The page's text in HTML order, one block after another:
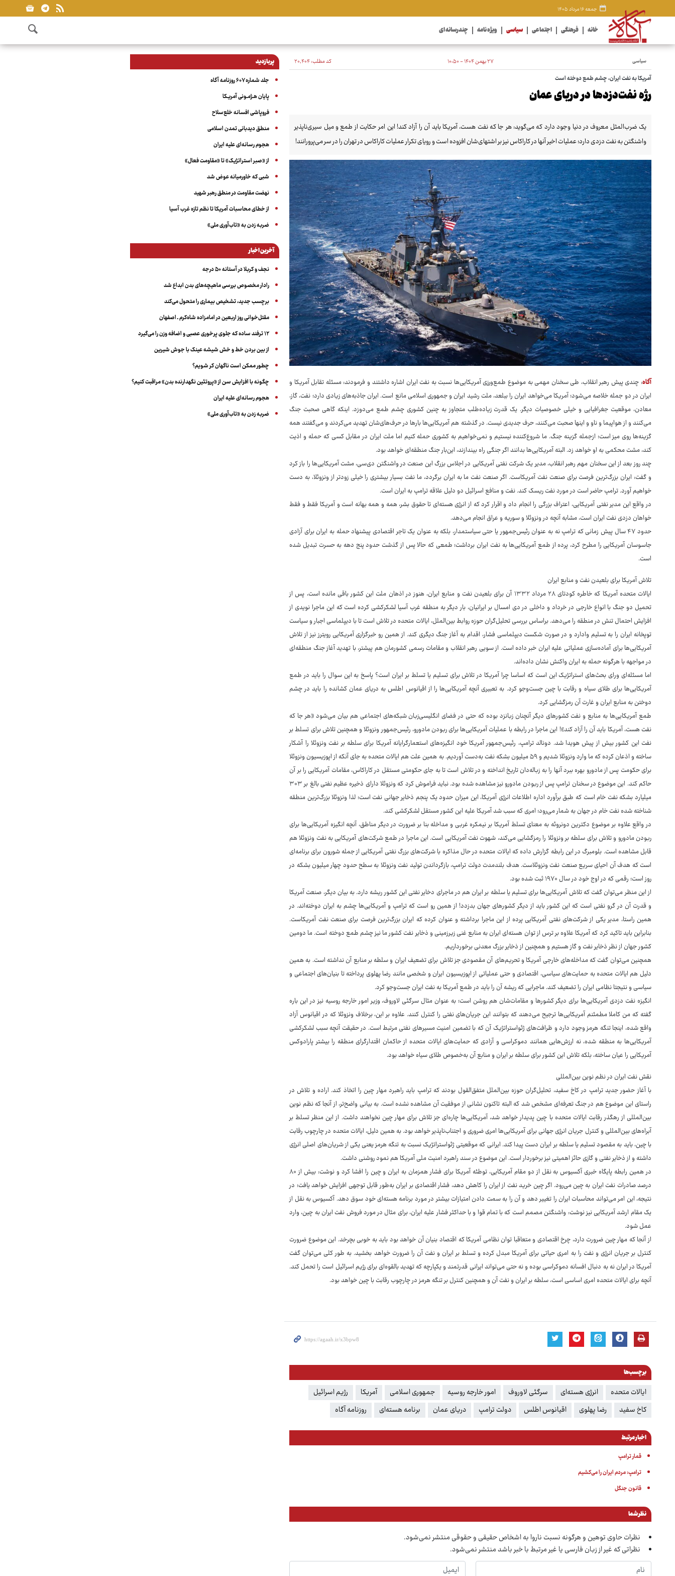
جمعه ۱۶ مرداد ۱۴۰۵
خانه فرهنگی اجتماعی سیاسی ویژه نامه چندرسانه ای
سیاسی ۲۷ بهمن ۱۴۰۴ - ۱۰:۵۰ کد مطلب:۲۰٬۴۰۴
آمریکا به نفت ایران، چشم طمع دوخته است
رژه نفت‌دزدها در دریای عمان
یک ضرب‌المثل معروف در دنیا وجود دارد که می‌گوید: هر جا که نفت هست، آمریکا باید آن را آزاد کند! این امر حکایت از طمع و میل سیری‌ناپذیر
واشنگتن به نفت دزدی دارد؛ عملیات اخیر آنها در کاراکاس نیز بر اشتهای‌شان افزوده است و رویای تکرار عملیات کاراکاس در تهران را در سر می‌پرورانند!
آگاه: چندی پیش رهبر انقلاب، طی سخنان مهمی به موضوع طمع‌ورزی آمریکایی‌ها نسبت به نفت ایران اشاره داشتند و فرمودند: مسئله تقابل آمریکا و
ایران در دو جمله خلاصه می‌شود؛ آمریکا می‌خواهد ایران را ببلعد، ملت رشید ایران و جمهوری اسلامی مانع است. ایران جاذبه‌های زیادی دارد؛ نفت، گاز،
معادن، موقعیت جغرافیایی و خیلی خصوصیات دیگر. یک قدرت زیاده‌طلب متجاوز به چنین کشوری چشم طمع می‌دوزد. اینکه گاهی صحبت جنگ
می‌کنند و از هواپیما و ناو و اینها صحبت می‌کنند، حرف جدیدی نیست. در گذشته هم آمریکایی‌ها بارها در حرف‌های‌شان تهدید می‌کردند و می‌گفتند همه
گزینه‌ها روی میز است؛ ازجمله گزینه جنگ. ما شروع‌کننده نیستیم و نمی‌خواهیم به کشوری حمله کنیم اما ملت ایران در مقابل کسی که حمله و اذیت
کند، مشت محکمی به او خواهد زد. البته آمریکایی‌ها بدانند اگر جنگی راه بیندازند، این‌بار جنگ منطقه‌ای خواهد بود.
چند روز بعد از این سخنان مهم رهبر انقلاب، مدیر یک شرکت نفتی آمریکایی در اجلاس بزرگ این صنعت در واشنگتن دی‌سی، مشت آمریکایی‌ها را باز کرد
و گفت: ایران بزرگ‌ترین فرصت برای صنعت نفت آمریکاست. اگر صنعت نفت ما به ایران برگردد، ما نفت بسیار بیشتری را خیلی زودتر از ونزوئلا، به دست
خواهیم آورد. ترامپ حاضر است در مورد نفت ریسک کند. نفت و منافع اسرائیل دو دلیل علاقه ترامپ به ایران است.
در واقع این مدیر نفتی آمریکایی، اعتراف بزرگی را انجام داد و اقرار کرد که از انرژی هسته‌ای تا حقوق بشر، همه و همه بهانه است و آمریکا فقط و فقط
خواهان دزدی نفت ایران است، مشابه آنچه در ونزوئلا و سوریه و عراق انجام می‌دهد.
حدود ۴۷ سال پیش زمانی که ترامپ نه به عنوان رئیس‌جمهور یا حتی سیاستمدار، بلکه به عنوان یک تاجر اقتصادی پیشنهاد حمله به ایران برای آزادی
جاسوسان آمریکایی را مطرح کرد، پرده از طمع آمریکایی‌ها به نفت ایران برداشت؛ طمعی که حالا پس از گذشت حدود پنج دهه به حسرت تبدیل شده
است.
تلاش آمریکا برای بلعیدن نفت و منابع ایران
ایالات متحده آمریکا که خاطره کودتای ۲۸ مرداد ۱۳۳۲ آن برای بلعیدن نفت و منابع ایران، هنوز در اذهان ملت این کشور باقی مانده است، پس از
تحمیل دو جنگ با انواع خارجی در خرداد و داخلی در دی‌ امسال بر ایرانیان، بار دیگر به منطقه غرب آسیا لشکرکشی کرده است که این ماجرا نویدی از
افزایش احتمال تنش در منطقه را می‌دهد. براساس بررسی تحلیل‌گران حوزه روابط بین‌الملل، ایالات متحده در تلاش است تا با دیپلماسی اجبار و سیاست
توپخانه ایران را به تسلیم وادارد و در صورت شکست دیپلماسی فشار، اقدام به آغاز جنگ دیگری کند. از همین رو خبرگزاری آمریکایی رویترز نیز از تلاش
آمریکایی‌ها برای آماده‌سازی عملیاتی علیه ایران خبر داده است. از سویی رهبر انقلاب و مقامات رسمی کشورمان هم پیشتر، با تهدید آغاز جنگ منطقه‌ای
در مواجهه با هرگونه حمله به ایران واکنش نشان داده‌اند.
اما مسئله‌ای ورای بحث‌های استراتژیک این است که اساسا چرا آمریکا در تلاش برای تسلیم یا تسلط بر ایران است؟ پاسخ به این سوال را باید در طمع
آمریکایی‌ها برای طلای سیاه و رقابت با چین جست‌وجو کرد. به تعبیری آنچه آمریکایی‌ها را از اقیانوس اطلس به دریای عمان کشانده را باید در چشم
دوختن به منابع ایران و غارت آن رمزگشایی کرد.
طمع آمریکایی‌ها به منابع و نفت کشورهای دیگر آنچنان زبانزد بوده که حتی در فضای انگلیسی‌زبان شبکه‌های اجتماعی هم بیان می‌شود «هر جا که
نفت هست، آمریکا باید آن را آزاد کند»! این ماجرا در رابطه با عملیات آمریکایی‌ها برای ربودن مادورو، رئیس‌جمهور ونزوئلا و همچنین تلاش برای تسلط بر
نفت این کشور بیش از پیش هویدا شد. دونالد ترامپ، رئیس‌جمهور آمریکا خود انگیزه‌های استعمارگرایانه آمریکا برای سلطه بر نفت ونزوئلا را آشکار
ساخته و اذعان کرده که ما وارد ونزوئلا شدیم و ۵۹ میلیون بشکه نفت به‌دست آوردیم. به همین علت هم ایالات متحده به جای آنکه از اپوزیسیون ونزوئلا
برای حکومت پس از مادورو بهره ببرد آنها را به زباله‌دان تاریخ انداخته و در تلاش است تا به جای حکومتی مستقل در کاراکاس، مقامات آمریکایی را بر آن
حاکم کند. این موضوع در سخنان ترامپ پس از ربودن مادورو نیز مشاهده شده بود. نباید فراموش کرد که ونزوئلا دارای ذخیره عظیم نفتی بالغ بر ۳۰۳
میلیارد بشکه نفت خام است که طبق برآورد اداره اطلاعات انرژی آمریکا، این میزان حدود یک پنجم ذخایر جهانی نفت است؛ لذا ونزوئلا بزرگ‌ترین منطقه
شناخته شده نفت خام در جهان به شمار می‌رود؛ امری که سبب شد آمریکا علیه این کشور مستقل لشکرکشی کند.
در واقع علاوه بر موضوع دکترین دونروئه به معنای تسلط آمریکا بر نیمکره غربی و مداخله بنا بر ضرورت در دیگر مناطق، آنچه انگیزه آمریکایی‌ها برای
ربودن مادورو و تلاش برای سلطه بر ونزوئلا را رمزگشایی می‌کند، شهوت نفت آمریکایی است. این ماجرا در طمع شرکت‌های آمریکایی به نفت ونزوئلا هم
قابل مشاهده است. بلومبرگ در این رابطه گزارش داده که ایالات متحده در حال مذاکره با شرکت‌های بزرگ نفتی آمریکایی از جمله شورون برای برنامه‌ای
است که هدف آن احیای سریع صنعت نفت ونزوئلاست. هدف بلندمدت دولت ترامپ، بازگرداندن تولید نفت ونزوئلا به سطح حدود چهار میلیون بشکه در
روز است؛ رقمی که در اوج خود در سال ۱۹۷۰ ثبت شده بود.
از این منظر می‌توان گفت که تلاش آمریکایی‌ها برای تسلیم یا سلطه بر ایران هم در ماجرای دخایر نفتی این کشور ریشه دارد. به بیان دیگر، صنعت آمریکا
و قدرت آن در گرو نفتی است که این کشور باید از دیگر کشورهای جهان بدزدد! از همین رو است که ترامپ و آمریکایی‌ها چشم به ایران دوخته‌اند. در
همین راستا، مدیر یکی از شرکت‌های نفتی آمریکایی پرده از این ماجرا برداشته و عنوان کرده که ایران بزرگ‌ترین فرصت برای صنعت نفت آمریکاست.
بنابراین باید تاکید کرد که آمریکا علاوه بر ترس از توان هسته‌ای ایران به منابع غنی زیرزمینی و ذخایر نفت کشور ما نیز چشم طمع دوخته است. ما دومین
کشور جهان از نظر ذخایر نفت و گاز هستیم و همچنین از ذخایر بزرگ معدنی برخورداریم.
همچنین می‌توان گفت که مداخله‌های خارجی آمریکا و تحریم‌های آن مقصودی جز تلاش برای تضعیف ایران و سلطه بر منابع آن نداشته است. به همین
دلیل هم ایالات متحده به حمایت‌های سیاسی، اقتصادی و حتی عملیاتی از اپوزیسیون ایران و شخصی مانند رضا پهلوی پرداخته تا بنیان‌های اجتماعی و
سیاسی و نتیجتا نظامی ایران را تضعیف کند. ماجرایی که ریشه آن را باید در طمع آمریکا به نفت ایران جست‌وجو کرد.
انگیزه نفت دزدی آمریکایی‌ها برای دیگر کشورها و مقامات‌شان هم روشن است؛ به عنوان مثال سرگئی لاوروف، وزیر امور خارجه روسیه نیز در این باره
گفته که من کاملا مطمئنم آمریکایی‌ها ترجیح می‌دهند که بتوانند این جریان‌های نفتی را کنترل کنند. علاوه بر این، برخلاف ونزوئلا که در اقیانوس آزاد
واقع شده، اینجا تنگه هرمز وجود دارد و ظرافت‌های ژئواستراتژیک آن که با تضمین امنیت مسیرهای نفتی مرتبط است. در حقیقت آنچه سبب لشکرکشی
آمریکایی‌ها به منطقه شده، نه ارزش‌هایی همانند دموکراسی و آزادی که حمایت‌های ایالات متحده از حاکمان اقتدارگرای منطقه را بیشتر پارادوکس
آمریکایی را عیان ساخته، بلکه تلاش این کشور برای سلطه بر ایران و منابع آن به‌خصوص طلای سیاه خواهد بود.
نقش نفت ایران در نظم نوین بین‌المللی
با آغاز حضور جدید ترامپ در کاخ سفید، تحلیل‌گران حوزه بین‌الملل متفق‌القول بودند که ترامپ باید راهبرد مهار چین را اتخاذ کند. اراده و تلاش در
راستای این موضوع هم در جنگ تعرفه‌ای مشخص شد که البته تاکنون نشانی از موفقیت آن مشاهده نشده است. به بیانی واضح‌تر، از آنجا که نظم نوین
بین‌المللی از رهگذر رقابت ایالات متحده با چین پدیدار خواهد شد، آمریکایی‌ها چاره‌ای جز تلاش برای مهار چین نخواهند داشت. از این منظر تسلط بر
آبراه‌های بین‌المللی و کنترل جریان انرژی جهانی برای آمریکایی‌ها امری ضروری و اجتناب‌ناپذیر خواهد بود. به همین دلیل، ایالات متحده در چارچوب رقابت
با چین، باید به مقصود تسلیم یا سلطه بر ایران دست پیدا کند. ایرانی که موقعیتی ژئواستراتژیک نسبت به تنگه هرمز یعنی یکی از شریان‌های اصلی انرژی
داشته و از ذخایر نفتی و گازی حائز اهمیتی نیز برخوردار است. این موضوع در سند راهبرد امنیت ملی آمریکا هم نمود روشنی داشت.
در همین رابطه پایگاه خبری آکسیوس به نقل از دو مقام آمریکایی، توطئه آمریکا برای فشار همزمان به ایران و چین را افشا کرد و نوشت: بیش از ۸۰
درصد صادرات نفت ایران به چین می‌رود. اگر چین خرید نفت از ایران را کاهش دهد، فشار اقتصادی بر ایران به‌طور قابل توجهی افزایش خواهد یافت؛ در
نتیجه، این امر می‌تواند محاسبات ایران را تغییر دهد و آن را به سمت دادن امتیازات بیشتر در مورد برنامه هسته‌ای خود سوق دهد. آکسیوس به نقل از
یک مقام ارشد آمریکایی نیز نوشت: واشنگتن مصمم است که با تمام قوا و با حداکثر فشار علیه ایران، برای مثال در مورد فروش نفت ایران به چین، وارد
عمل شود.
از آنجا که مهار چین ضرورت دارد، چرخ اقتصادی و متعاقبا توان نظامی آمریکا که اقتصاد بنیان آن خواهد بود باید به خوبی بچرخد. این موضوع ضرورت
کنترل بر جریان انرژی و نفت را به امری حیاتی برای آمریکا مبدل کرده و تسلط بر ایران و نفت آن را ضرورت خواهد بخشید. به طور کلی می‌توان گفت
آمریکا در ایران نه به دنبال افسانه دموکراسی بوده و نه حتی می‌تواند ایرانی قدرتمند و یکپارچه که تهدید بالقوه‌ای برای رژیم اسرائیل است را تحمل کند.
آنچه برای ایالات متحده امری اساسی است، سلطه بر ایران و نفت آن و همچنین کنترل بر تنگه هرمز در چارچوب رقابت با چین خواهد بود.
برچسب‌ها
ایالات متحده انرژی هسته‌ای سرگئی لاوروف امور خارجه روسیه جمهوری اسلامی آمریکا
رژیم اسرائیل
کاخ سفید
رضا پهلوی اقیانوس اطلس دولت ترامپ دریای عمان برنامه هسته‌ای روزنامه آگاه
اخبار مرتبط
قمار ترامپ
ترامپ: مردم ایران را می‌کشیم
قانون جنگل
نظر شما
نظرات حاوی توهین و هرگونه نسبت ناروا به اشخاص حقیقی و حقوقی منتشر نمی‌شود.
نظراتی که غیر از زبان فارسی یا غیر مرتبط با خبر باشد منتشر نمی‌شود.
پربازدید
جلد شماره ۶۰۷ روزنامه آگاه
پایان هـژمـونی آمریـکا
فروپاشی افسانه خلع‌سلاح
منطق دیدبانی تمدن اسلامی
هجوم رسانه‌ای علیه ایران
از «صبر استراتژیک» تا «مقاومت فعال»
شبی که خاورمیانه عوض شد
نهضت مقاومت در منطق رهبر شهید
از خطای محاسبات آمریکا تا نظم تازه غرب آسیا
ضربه زدن به «تاب‌آوری ملی»
آخرین اخبار
نجف و کربلا در آستانه ۵۰ درجه
رادار مخصوص بررسی ماهیچه‌های بدن ابداع شد
برچسب جدید، تشخیص بیماری را متحول می‌کند
مقتل‌خوانی روز اربعین در امامزاده شاه‌کرم ـ اصفهان
۱۲ ترفند ساده که جلوی پرخوری عصبی و اضافه ‌وزن را می‌گیرد
از بین بردن خط و خش شیشه عینک با جوش شیرین
چطور ممکن است ناگهان کر شویم؟
چگونه با افزایش سن از «پروتئین نگهدارنده بدن» مراقبت کنیم؟
هجوم رسانه‌ای علیه ایران
ضربه زدن به «تاب‌آوری ملی»